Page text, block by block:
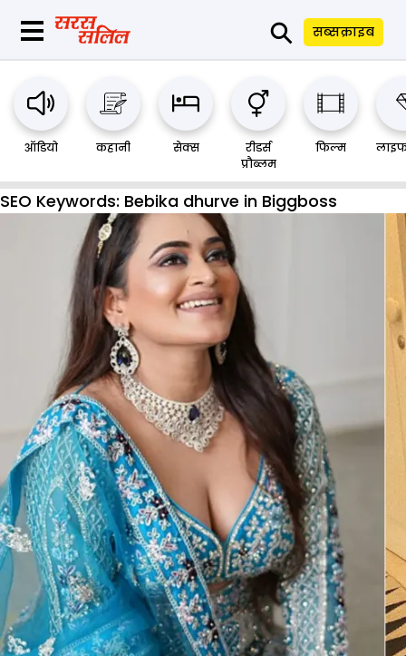
⚲ सब्सक्राइब
ऑडियो कहानी सेक्स
रीडर्स
प्रौब्लम
फिल्म
SEO Keywords: Bebika dhurve in Biggboss